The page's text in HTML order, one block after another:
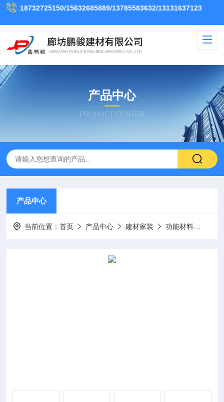
18732725150/15632685889/13785583632/13131637123
产品中心
PRODUCT CENTER
产品中心
当前位置：首页 产品中心 建材家装 功能材料